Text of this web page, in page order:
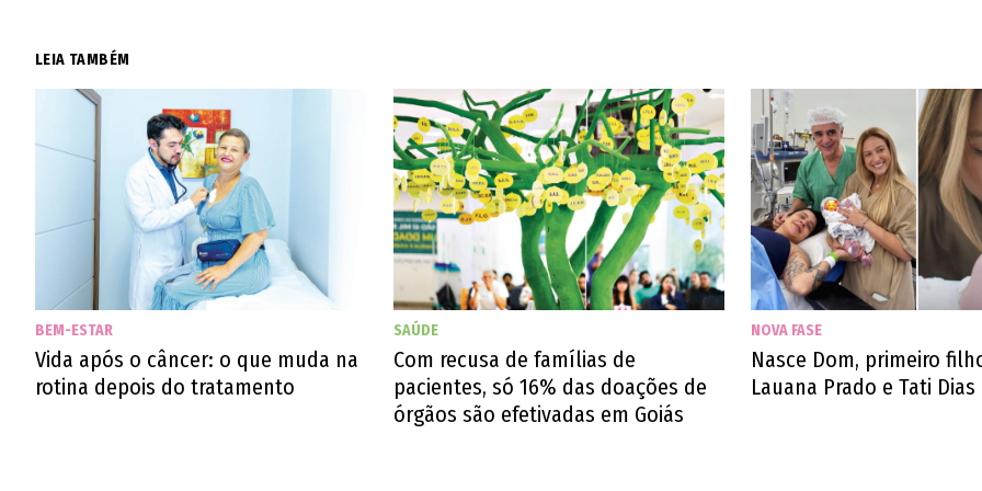
LEIA TAMBÉM
BEM-ESTAR
Vida após o câncer: o que muda na
rotina depois do tratamento
SAÚDE
Com recusa de famílias de
pacientes, só 16% das doações de
órgãos são efetivadas em Goiás
NOVA FASE
Nasce Dom, primeiro
Lauana Prado e Tati Dias